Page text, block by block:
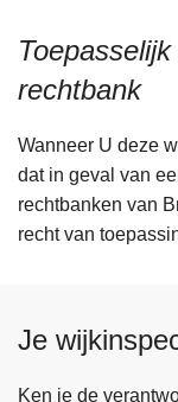
rechtbank
Wanneer U deze
dat in geval van
rechtbanken van
recht van
Je
Ken je de